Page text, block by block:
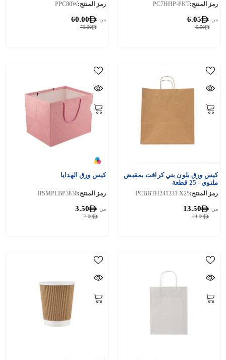
رمز المنتج:PC7HHP-PKT
6.50
من 6.05
رمز المنتج:PPC80W
70.00
من 60.00
كيس ورق بلون بني كرافت بمقبض
ملتوي - 25 قطعة
رمز المنتج:PCBBTH241231 X25
24.00
من 13.50
كيس ورق الهدايا
رمز المنتج:HSMPLBP3830
7.00
من 3.50